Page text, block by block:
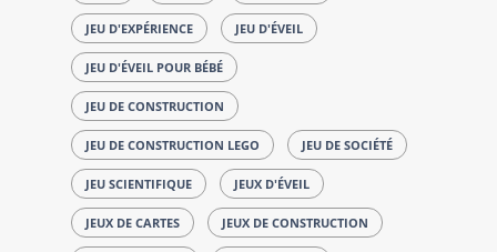
JEU D'EXPÉRIENCE JEU D'ÉVEIL
JEU D'ÉVEIL POUR BÉBÉ
JEU DE CONSTRUCTION
JEU DE CONSTRUCTION LEGO JEU DE SOCIÉTÉ
JEU SCIENTIFIQUE JEUX D'ÉVEIL
JEUX DE CARTES JEUX DE CONSTRUCTION